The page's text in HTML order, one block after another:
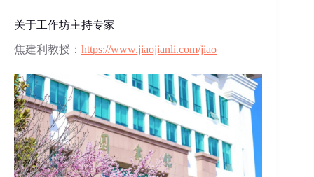
关于工作坊主持专家
焦建利教授： https://www.jiaojianli.com/jiao